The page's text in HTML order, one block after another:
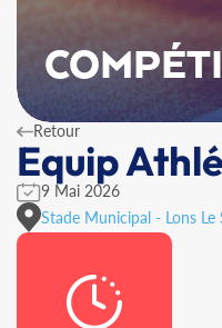
Retour
Equip Athlé
9 Mai 2026
Stade Municipal - Lons